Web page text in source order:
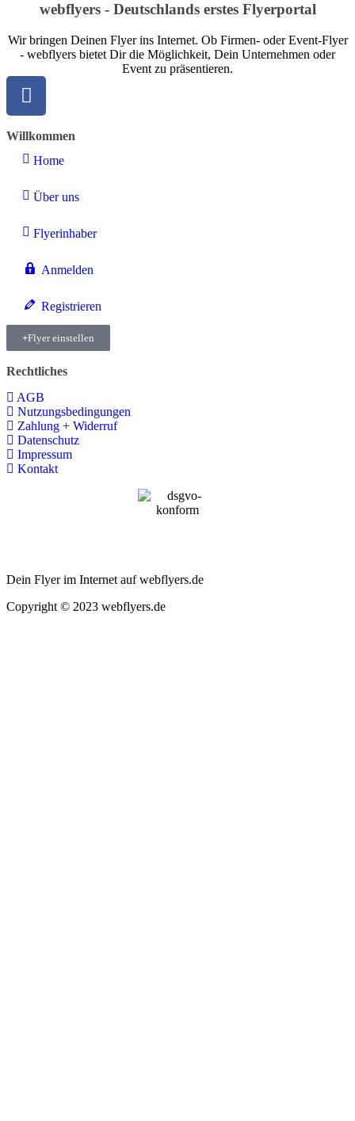
webflyers - Deutschlands erstes Flyerportal
Wir bringen Deinen Flyer ins Internet. Ob Firmen- oder Event-Flyer
- webflyers bietet Dir die Möglichkeit, Dein Unternehmen oder
Event zu präsentieren.
Willkommen
Home
Über uns
Flyerinhaber
Anmelden
Registrieren
Flyer einstellen
Rechtliches
AGB
Nutzungsbedingungen
Zahlung + Widerruf
Datenschutz
Impressum
Kontakt
Dein Flyer im Internet auf webflyers.de
Copyright © 2023 webflyers.de